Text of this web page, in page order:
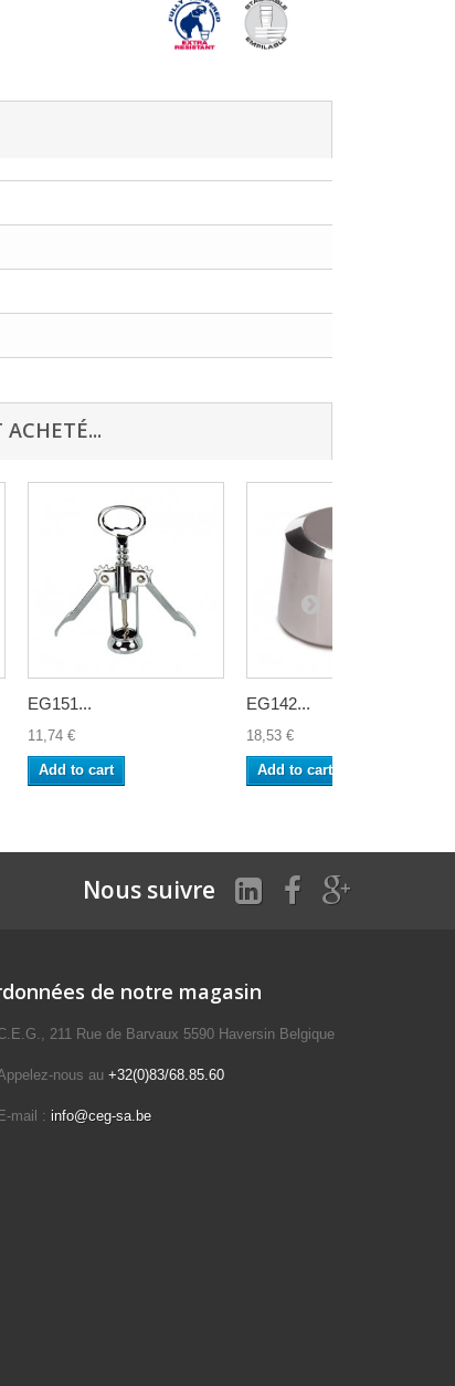
EG151...
11,74 €
Add to cart
EG142...
18,53 €
Add to cart
Nous suivre
de notre magasin
211 Rue de Barvaux 5590 Haversin Belgique
nous au +32(0)83/68.85.60
E-mail : info@ceg-sa.be